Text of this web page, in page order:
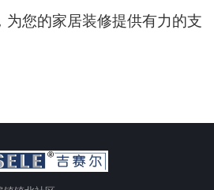
为您的家居装修提供有力的支